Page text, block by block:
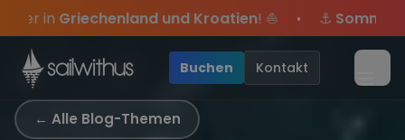
Skip to content
Kroatien! ⛵ • ⚓Sommer-Special : Mit CodeYacht
Sichere Dir jetztDein Meilenbuch und Deine
mehr Sowie20€ Rabatt auf deinen ersten
sei dabei. Season Closing Party 2026!Die
Buchen Kontakt
← Alle Blog-Themen